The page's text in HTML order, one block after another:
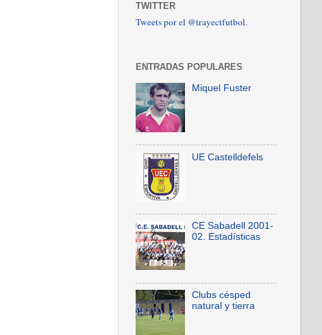
TWITTER
Tweets por el @trayectfutbol.
ENTRADAS POPULARES
Miquel Fuster
UE Castelldefels
CE Sabadell 2001-
02. Estadísticas
Clubs césped
natural y tierra